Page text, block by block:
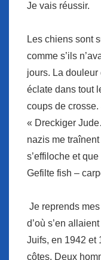
Je vais réussir.
Les chiens sont
comme s’ils
jours. La
éclate dans tout
coups de crosse.
« Dreckiger
nazis me
s’effiloche et
Gefilte fish –
Je reprends
d’où s’en
Juifs, en 1942 et
côtes. Deux